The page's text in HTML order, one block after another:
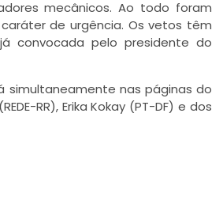
mecânicos. Ao todo foram
de urgência. Os vetos têm
convocada pelo presidente do
simultaneamente nas páginas do
RR), Erika Kokay (PT-DF) e dos